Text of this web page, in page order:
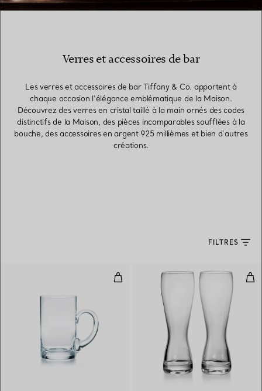
Verres et accessoires de bar
Les verres et accessoires de bar Tiffany & Co. apportent à
chaque occasion l’élégance emblématique de la Maison.
Découvrez des verres en cristal taillé à la main ornés des codes
distinctifs de la Maison, des pièces incomparables soufflées à la
bouche, des accessoires en argent 925 millièmes et bien d’autres
créations.
FILTRES
Chope de bière